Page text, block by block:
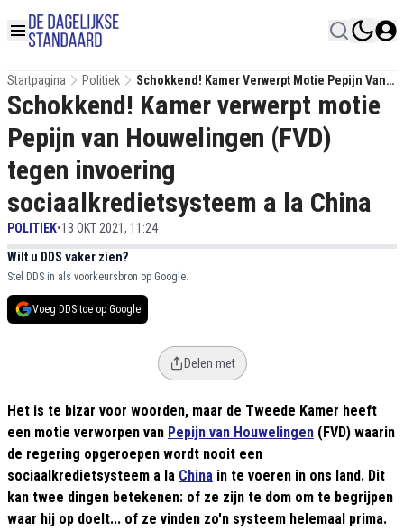
Startpagina Politiek
Schokkend! Kamer Verwerpt Motie Pepijn Van
Houwelingen (FVD) Tegen Invoering
Sociaalkredietsysteem A La China
Schokkend! Kamer verwerpt motie
Pepijn van Houwelingen (FVD)
tegen invoering
sociaalkredietsysteem a la China
POLITIEK•13 OKT 2021, 11:24
Wilt u DDS vaker zien?
Stel DDS in als voorkeursbron op Google.
Voeg DDS toe op Google
Delen met
Het is te bizar voor woorden, maar de Tweede Kamer heeft
een motie verworpen van Pepijn van Houwelingen (FVD) waarin
de regering opgeroepen wordt nooit een
sociaalkredietsysteem a la China in te voeren in ons land. Dit
kan twee dingen betekenen: of ze zijn te dom om te begrijpen
waar hij op doelt... of ze vinden zo'n systeem helemaal prima.